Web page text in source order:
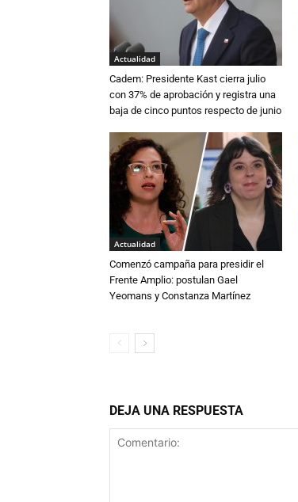
Actualidad
Cadem: Presidente Kast cierra julio
con 37% de aprobación y registra una
baja de cinco puntos respecto de junio
Actualidad
Comenzó campaña para presidir el
Frente Amplio: postulan Gael
Yeomans y Constanza Martínez
DEJA UNA RESPUESTA